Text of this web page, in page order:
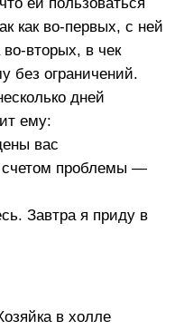
как во-первых, с ней
вторых, в чек
без ограничений.
дней
ему:
вас
счетом проблемы —
Завтра я приду в
в холле